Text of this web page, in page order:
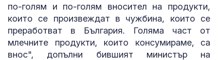
по-голям и по-голям вносител на продукти,
които се произвеждат в чужбина, които се
преработват в България. Голяма част от
млечните продукти, които консумираме, са
внос", допълни бившият министър на